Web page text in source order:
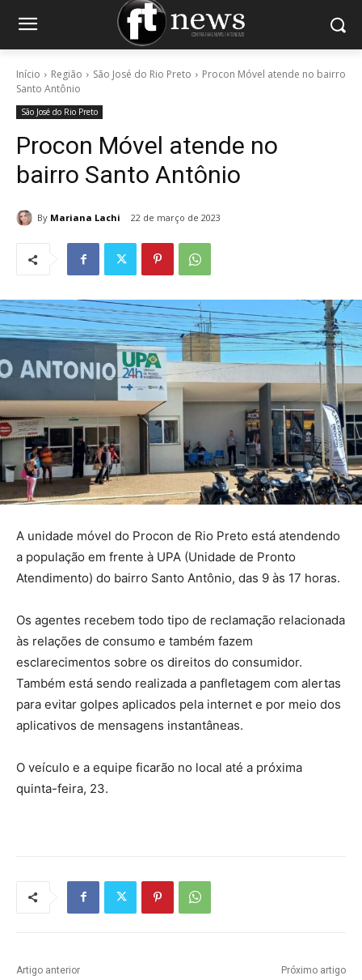
Início Região São José do Rio Preto
Procon Móvel atende no bairro
Santo Antônio
São José do Rio Preto
Procon Móvel atende no
bairro Santo Antônio
By Mariana Lachi 22 de março de 2023
A unidade móvel do Procon de Rio Preto está atendendo
a população em frente à UPA (Unidade de Pronto
Atendimento) do bairro Santo Antônio, das 9 às 17 horas.
Os agentes recebem todo tipo de reclamação relacionada
às relações de consumo e também fazem
esclarecimentos sobre os direitos do consumidor.
Também está sendo realizada a panfletagem com alertas
para evitar golpes aplicados pela internet e por meio dos
aplicativos de mensagens instantâneas.
O veículo e a equipe ficarão no local até a próxima
quinta-feira, 23.
Artigo anterior Próximo artigo